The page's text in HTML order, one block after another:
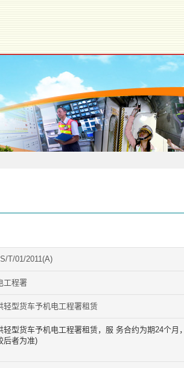
T/01/2011(A)
工程署
轻型货车予机电工程署租赁
轻型货车予机电工程署租赁，服 务合约为期24个
后者为准)